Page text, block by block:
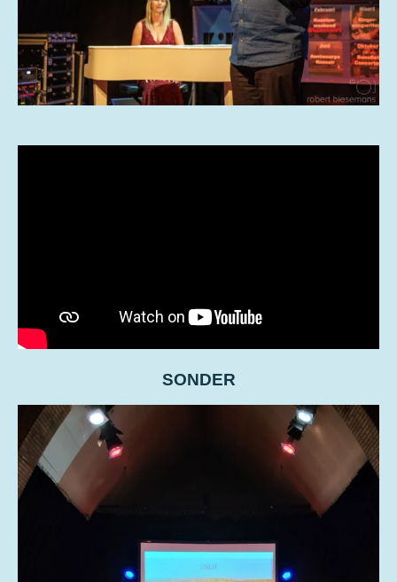
SONDER